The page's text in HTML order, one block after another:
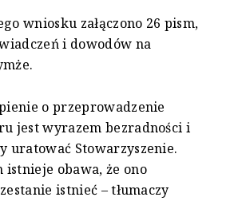
wniosku załączono 26 pism,
i dowodów na
o przeprowadzenie
jest wyrazem bezradności i
uratować Stowarzyszenie.
istnieje obawa, że ono
istnieć – tłumaczy